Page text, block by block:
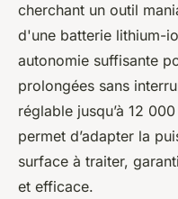
cherchant un outil
d'une batterie lithium-
autonomie suffisante
prolongées sans
réglable jusqu’à 12
permet d’adapter la
surface à traiter,
et efficace.